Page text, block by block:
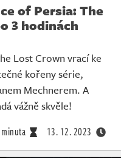
of Persia: The
3 hodinách
Lost Crown vrací ke
kořeny série,
Mechnerem. A
vážně skvěle!
13. 12. 2023